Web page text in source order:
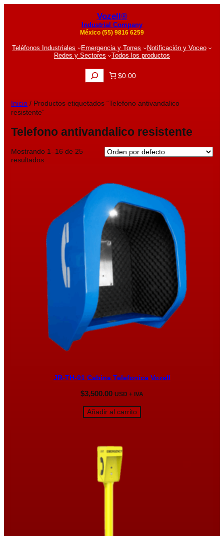
Vozell®
Industrial Company
México (55) 9816 6259
Teléfonos Industriales Emergencia y Torres
Notificación y Voceo
Redes y Sectores
Todos los productos
B
u
a
$0.00
Inicio / Productos etiquetados “Telefono antivandalico
resistente”
Telefono antivandalico resistente
Mostrando 1–16 de 25
resultados
JR-TH-01 Cabina Telefonica Vozell
$3,500.00 USD + IVA
Añadir al carrito